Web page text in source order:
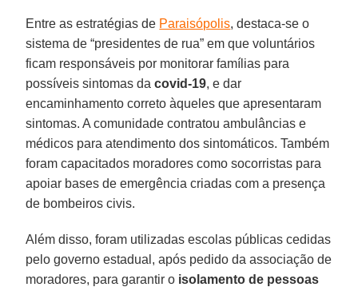
Entre as estratégias de Paraisópolis, destaca-se o
sistema de “presidentes de rua” em que voluntários
ficam responsáveis por monitorar famílias para
possíveis sintomas dacovid-19, e dar
encaminhamento correto àqueles que apresentaram
sintomas. A comunidade contratou ambulâncias e
médicos para atendimento dos sintomáticos. Também
foram capacitados moradores como socorristas para
apoiar bases de emergência criadas com a presença
de bombeiros civis.
Além disso, foram utilizadas escolas públicas cedidas
pelo governo estadual, após pedido da associação de
moradores, para garantir o isolamento de pessoas